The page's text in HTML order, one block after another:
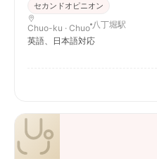
セカンドオピニオン
Chuo-ku · Chuo 八丁堀駅
英語、日本語対応